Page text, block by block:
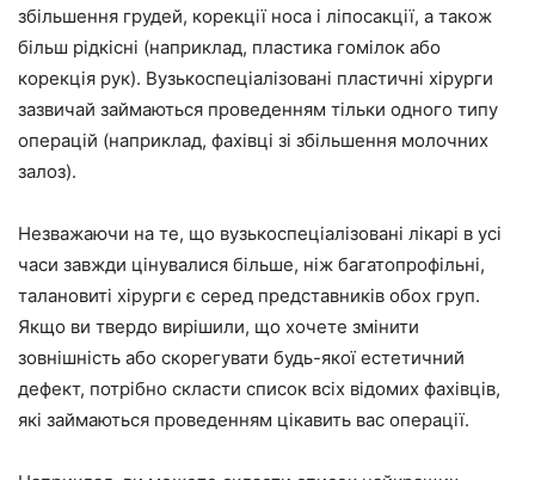
збільшення грудей, корекції носа і ліпосакції, а також
більш рідкісні (наприклад, пластика гомілок або
корекція рук). Вузькоспеціалізовані пластичні хірурги
зазвичай займаються проведенням тільки одного типу
операцій (наприклад, фахівці зі збільшення молочних
залоз).
Незважаючи на те, що вузькоспеціалізовані лікарі в усі
часи завжди цінувалися більше, ніж багатопрофільні,
талановиті хірурги є серед представників обох груп.
Якщо ви твердо вирішили, що хочете змінити
зовнішність або скорегувати будь-якої естетичний
дефект, потрібно скласти список всіх відомих фахівців,
які займаються проведенням цікавить вас операції.